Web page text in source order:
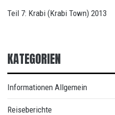
Teil 7: Krabi (Krabi Town) 2013
KATEGORIEN
Informationen Allgemein
Reiseberichte